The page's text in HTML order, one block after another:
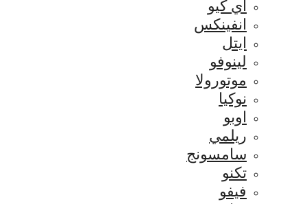
اي كيو
انفينكس
ايتل
لينوفو
موتورولا
نوكيا
اوبو
ريلمي
سامسونج
تكنو
فيفو